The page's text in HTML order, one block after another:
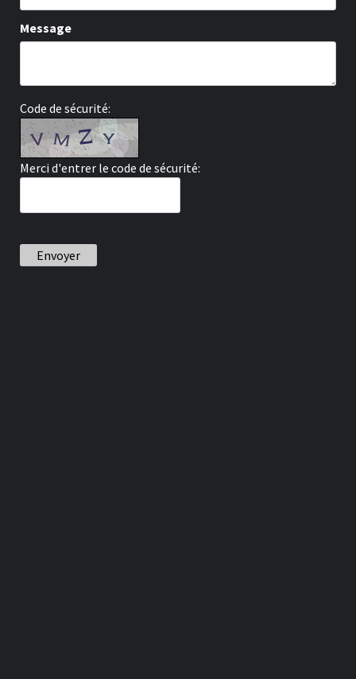
Message
Code de sécurité:
Merci d'entrer le code de sécurité:
Envoyer